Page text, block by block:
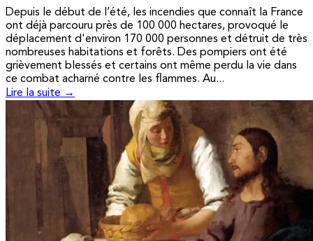
Depuis le début de l’été, les incendies que connaît la France
ont déjà parcouru près de 100 000 hectares, provoqué le
déplacement d'environ 170 000 personnes et détruit de très
nombreuses habitations et forêts. Des pompiers ont été
grièvement blessés et certains ont même perdu la vie dans
ce combat acharné contre les flammes. Au...
Lire la suite →